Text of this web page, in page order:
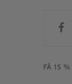
FÅ 15